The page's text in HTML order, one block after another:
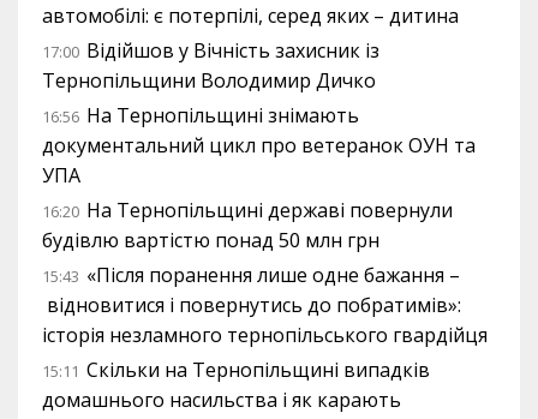
автомобілі: є потерпілі, серед яких – дитина
17:00 Відійшов у Вічність захисник із
Тернопільщини Володимир Дичко
16:56 На Тернопільщині знімають
документальний цикл про ветеранок ОУН та
УПА
16:20 На Тернопільщині державі повернули
будівлю вартістю понад 50 млн грн
15:43 «Після поранення лише одне бажання –
відновитися і повернутись до побратимів»:
історія незламного тернопільського гвардійця
15:11 Скільки на Тернопільщині випадків
домашнього насильства і як карають